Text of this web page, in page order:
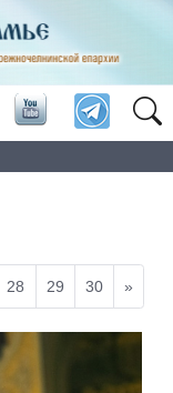
28 29 30 »